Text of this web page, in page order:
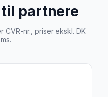
partnere
nr., priser ekskl. DK